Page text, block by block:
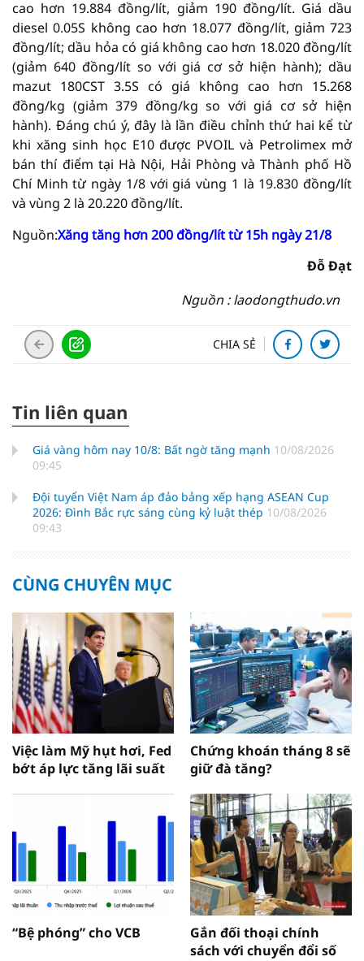
cao hơn 19.884 đồng/lít, giảm 190 đồng/lít. Giá dầu
diesel 0.05S không cao hơn 18.077 đồng/lít, giảm 723
đồng/lít; dầu hỏa có giá không cao hơn 18.020 đồng/lít
(giảm 640 đồng/lít so với giá cơ sở hiện hành); dầu
mazut 180CST 3.5S có giá không cao hơn 15.268
đồng/kg (giảm 379 đồng/kg so với giá cơ sở hiện
hành). Đáng chú ý, đây là lần điều chỉnh thứ hai kể từ
khi xăng sinh học E10 được PVOIL và Petrolimex mở
bán thí điểm tại Hà Nội, Hải Phòng và Thành phố Hồ
Chí Minh từ ngày 1/8 với giá vùng 1 là 19.830 đồng/lít
và vùng 2 là 20.220 đồng/lít.
Nguồn:Xăng tăng hơn 200 đồng/lít từ 15h ngày 21/8
Đỗ Đạt
Nguồn : laodongthudo.vn
CHIA SẺ
Tin liên quan
Giá vàng hôm nay 10/8: Bất ngờ tăng mạnh 10/08/2026
09:45
Đội tuyển Việt Nam áp đảo bảng xếp hạng ASEAN Cup
2026: Đình Bắc rực sáng cùng kỷ luật thép 10/08/2026
09:43
CÙNG CHUYÊN MỤC
Việc làm Mỹ hụt hơi, Fed
bớt áp lực tăng lãi suất
Chứng khoán tháng 8 sẽ
giữ đà tăng?
“Bệ phóng” cho VCB
Gắn đối thoại chính
sách với chuyển đổi số